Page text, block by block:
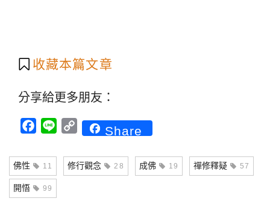
收藏本篇文章
分享給更多朋友：
Facebook
Line CopyShare
佛性 11 修行觀念 28 成佛 19 禪修釋疑 57
開悟 99